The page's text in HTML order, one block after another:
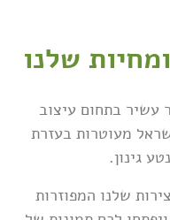
שלנו
עשיר בתחום עיצוב
מעוטרות בעזרת
גינון.
שלנו המפוזרות